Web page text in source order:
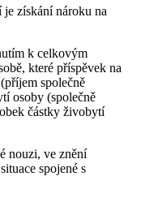
získání nároku na
k celkovým
které příspěvek na
společně
osoby (společně
částky živobytí
nouzi, ve znění
spojené s